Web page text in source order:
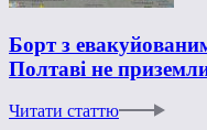
Борт з
Полтаві не
Читати статтю